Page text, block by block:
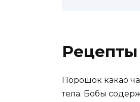
Рецепты
Порошок какао
тела. Бобы